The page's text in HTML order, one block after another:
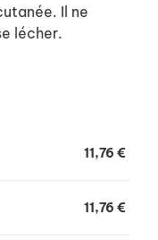
Il ne
lécher.
et
11,76 €
11,76 €